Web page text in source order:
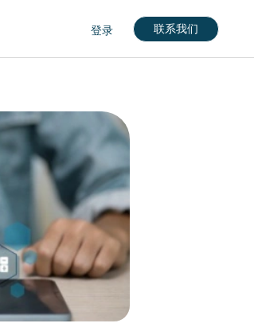
登录 联系我们